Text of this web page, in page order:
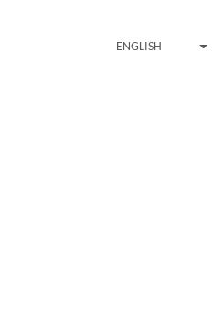
ENGLISH